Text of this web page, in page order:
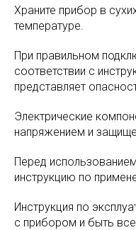
Храните прибор в
температуре.
При правильном
соответствии с
представляет
Электрические
напряжением и
Перед
инструкцию по
Инструкция по
с прибором и быть